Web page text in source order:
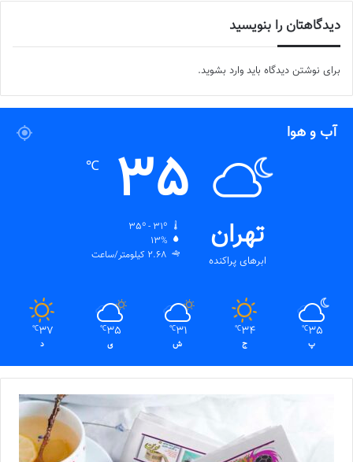
دیدگاهتان را بنویسید
برای نوشتن دیدگاه باید وارد بشوید.
آب و هوا
تهران
ابرهای پراکنده
35
℃
13%
2.68 کیلومتر/ساعت
35
℃
پ
34
℃
ج
31
℃
ش
35
℃
ی
37
℃
د